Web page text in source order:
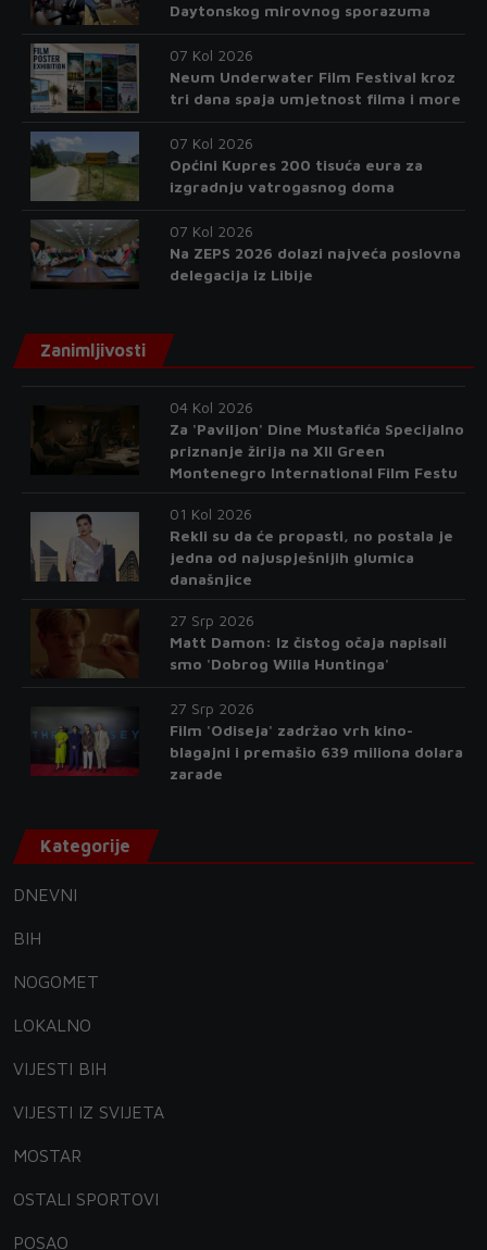
Daytonskog mirovnog sporazuma
07 Kol 2026
Neum Underwater Film Festival kroz
tri dana spaja umjetnost filma i more
07 Kol 2026
Općini Kupres 200 tisuća eura za
izgradnju vatrogasnog doma
07 Kol 2026
Na ZEPS 2026 dolazi najveća poslovna
delegacija iz Libije
Zanimljivosti
04 Kol 2026
Za 'Paviljon' Dine Mustafića Specijalno
priznanje žirija na XII Green
Montenegro International Film Festu
01 Kol 2026
Rekli su da će propasti, no postala je
jedna od najuspješnijih glumica
današnjice
27 Srp 2026
Matt Damon: Iz čistog očaja napisali
smo 'Dobrog Willa Huntinga'
27 Srp 2026
Film 'Odiseja' zadržao vrh kino-
blagajni i premašio 639 miliona dolara
zarade
Kategorije
DNEVNI
BIH
NOGOMET
LOKALNO
VIJESTI BIH
VIJESTI IZ SVIJETA
MOSTAR
OSTALI SPORTOVI
POSAO